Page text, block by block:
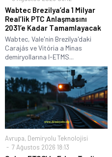
Wabtec Brezilya’da 1 Milyar
Real’lik PTC Anlaşmasını
2031’e Kadar Tamamlayacak
Wabtec, Vale'nin Brezilya'daki
Carajás ve Vitória a Minas
demiryollarına I-ETMS...
Avrupa, Demiryolu Teknolojisi
7 Ağustos 2026 18:13